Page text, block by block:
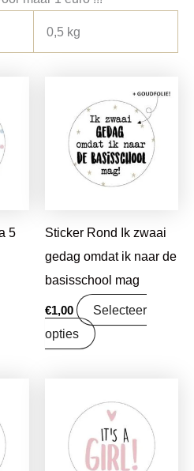
0,5 kg
5
Sticker Rond Ik zwaai
gedag omdat ik naar de
basisschool mag
€1,00
Selecteer
opties